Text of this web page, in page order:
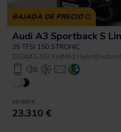
BAJADA DE PRECIO
Audi A3 Sportback S
35 TFSI 150 STRONIC
2024|45.292 Km|Mild Hybrid|
25.900 €
23.310 €